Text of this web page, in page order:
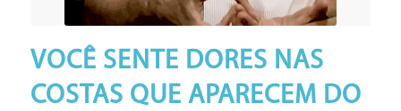
VOCÊ SENTE DORES NAS
COSTAS QUE APARECEM DO